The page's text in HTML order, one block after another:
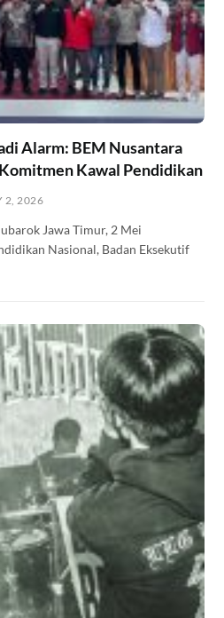
Alarm: BEM Nusantara
Kawal Pendidikan
2, 2026
Jawa Timur, 2 Mei
Nasional, Badan Eksekutif